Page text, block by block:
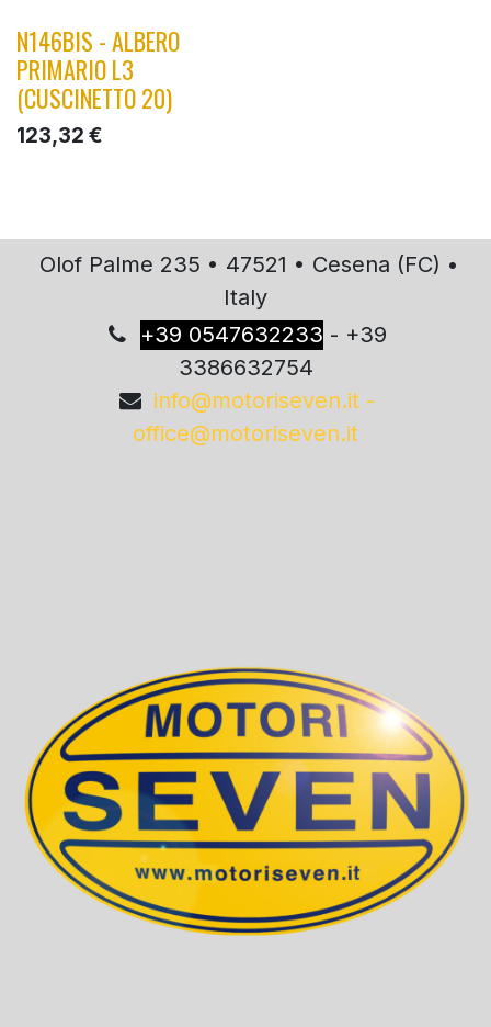
N146BIS - ALBERO
PRIMARIO L3
(CUSCINETTO 20)
123,32 €
Olof Palme 235 • 47521 • Cesena (FC) •
Italy
+39 0547632233 - +39
3386632754
info@motoriseven.it -
office@motoriseven.it